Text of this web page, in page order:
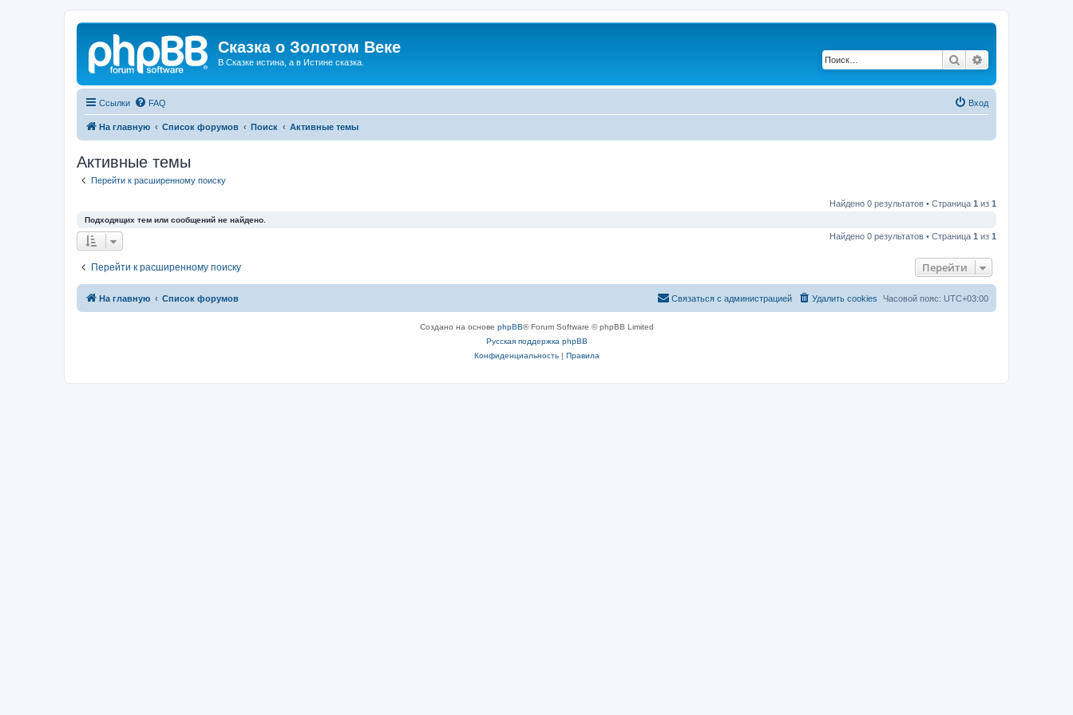
Сказка о Золотом Веке
В Сказке истина, а в Истине сказка. Поиск
Ссылки FAQ Вход
На главную Список форумов Поиск Активные темы
Активные темы
Перейти к расширенному поиску
Найдено 0 результатов • Страница 1 из 1
Подходящих тем или сообщений не найдено.
Найдено 0 результатов • Страница 1 из 1
Перейти к расширенному поиску Перейти
На главную Список форумов Часовой пояс: UTC+03:00
Удалить cookies
Связаться с администрацией
Создано на основе phpBB® Forum Software © phpBB Limited
Русская поддержка phpBB
Конфиденциальность| Правила